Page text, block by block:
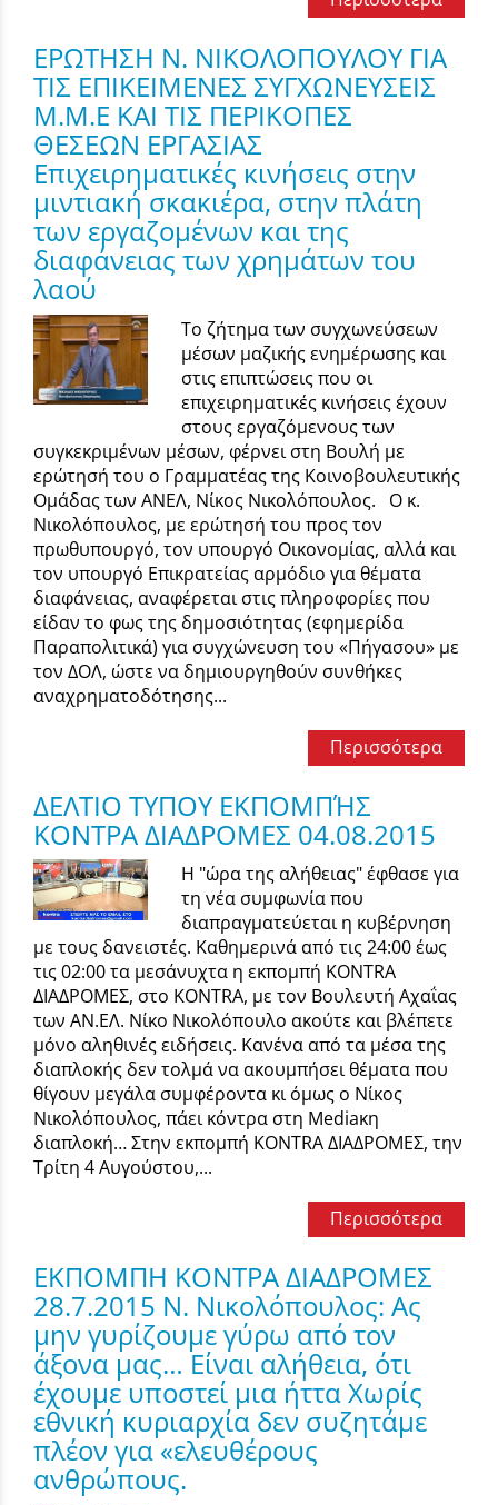
ΕΡΩΤΗΣΗ Ν. ΝΙΚΟΛΟΠΟΥΛΟΥ ΓΙΑ
ΤΙΣ ΕΠΙΚΕΙΜΕΝΕΣ ΣΥΓΧΩΝΕΥΣΕΙΣ
Μ.Μ.Ε ΚΑΙ ΤΙΣ ΠΕΡΙΚΟΠΕΣ
ΘΕΣΕΩΝ ΕΡΓΑΣΙΑΣ
Επιχειρηματικές κινήσεις στην
μιντιακή σκακιέρα, στην πλάτη
των εργαζομένων και της
διαφάνειας των χρημάτων του
λαού
Το ζήτημα των συγχωνεύσεων
μέσων μαζικής ενημέρωσης και
στις επιπτώσεις που οι
επιχειρηματικές κινήσεις έχουν
στους εργαζόμενους των
συγκεκριμένων μέσων, φέρνει στη Βουλή με
ερώτησή του ο Γραμματέας της Κοινοβουλευτικής
Ομάδας των ΑΝΕΛ, Νίκος Νικολόπουλος. Ο κ.
Νικολόπουλος, με ερώτησή του προς τον
πρωθυπουργό, τον υπουργό Οικονομίας, αλλά και
τον υπουργό Επικρατείας αρμόδιο για θέματα
διαφάνειας, αναφέρεται στις πληροφορίες που
είδαν το φως της δημοσιότητας (εφημερίδα
Παραπολιτικά) για συγχώνευση του «Πήγασου» με
τον ΔΟΛ, ώστε να δημιουργηθούν συνθήκες
αναχρηματοδότησης...
Περισσότερα
ΔΕΛΤΙΟ ΤΥΠΟΥ ΕΚΠΟΜΠΉΣ
ΚΟΝΤΡΑ ΔΙΑΔΡΟΜΕΣ 04.08.2015
Η "ώρα της αλήθειας" έφθασε για
τη νέα συμφωνία που
διαπραγματεύεται η κυβέρνηση
με τους δανειστές. Καθημερινά από τις 24:00 έως
τις 02:00 τα μεσάνυχτα η εκπομπή KONTRA
ΔΙΑΔΡΟΜΕΣ, στο KONTRA, με τον Βουλευτή Αχαΐας
των ΑΝ.ΕΛ. Νίκο Νικολόπουλο ακούτε και βλέπετε
μόνο αληθινές ειδήσεις. Κανένα από τα μέσα της
διαπλοκής δεν τολμά να ακουμπήσει θέματα που
θίγουν μεγάλα συμφέροντα κι όμως ο Νίκος
Νικολόπουλος, πάει κόντρα στη Mediaκη
διαπλοκή… Στην εκπομπή KONTRA ΔΙΑΔΡΟΜΕΣ, την
Τρίτη 4 Αυγούστου,...
Περισσότερα
ΕΚΠΟΜΠH ΚΟΝΤΡΑ ΔΙΑΔΡΟΜΕΣ
28.7.2015 Ν. Νικολόπουλος: Ας
μην γυρίζουμε γύρω από τον
άξονα μας… Είναι αλήθεια, ότι
έχουμε υποστεί μια ήττα Χωρίς
εθνική κυριαρχία δεν συζητάμε
πλέον για «ελευθέρους
ανθρώπους.